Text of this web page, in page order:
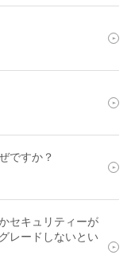
ですか？
セキュリティーが
レードしないとい